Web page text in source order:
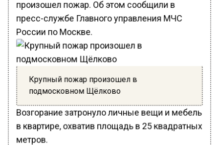
произошел пожар. Об этом сообщили в
пресс-службе Главного управления МЧС
России по Москве.
Крупный пожар произошел в
подмосковном Щёлково
Возгорание затронуло личные вещи и мебель
в квартире, охватив площадь в 25 квадратных
метров.